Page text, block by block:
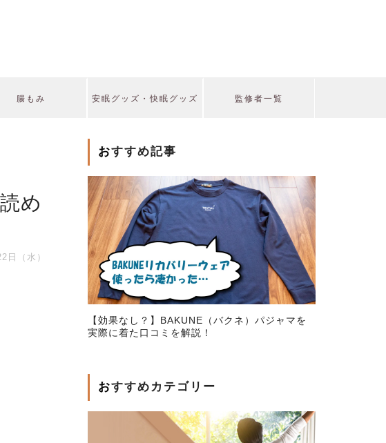
腸もみ 安眠グッズ・快眠グッズ 監修者一覧
め
日（水）
おすすめ記事
【効果なし？】BAKUNE（バクネ）パジャマを
実際に着た口コミを解説！
おすすめカテゴリー